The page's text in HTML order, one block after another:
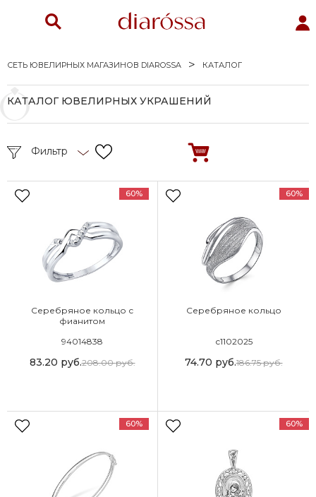
СЕТЬ ЮВЕЛИРНЫХ МАГАЗИНОВ DIAROSSA КАТАЛОГ
КАТАЛОГ ЮВЕЛИРНЫХ УКРАШЕНИЙ
Фильтр
60%
Серебряное кольцо с
фианитом
94014838
83.20 руб.208.00руб.
60%
Серебряное кольцо
с1102025
74.70 руб.186.75руб.
60% 60%